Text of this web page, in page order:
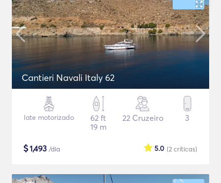
Cantieri Navali Italy 62
Iate motorizado
62 ft
19 m
22 Cruzeiro 3
$1,493 /dia (2 críticas)
5.0